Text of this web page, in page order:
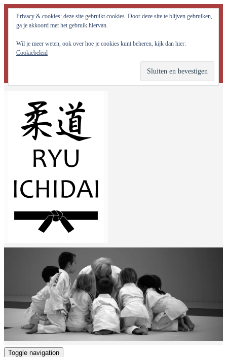
Judo Ryu Ichidai Nijmegen - Alle potentiële krachten in jezelf
optimaal tot ontwikkeling brengen!
Toggle navigation
Privacy & cookies: deze site gebruikt cookies. Door deze site te blijven gebruiken,
ga je akkoord met het gebruik hiervan.
Wil je meer weten, ook over hoe je cookies kunt beheren, kijk dan hier:
Cookiebeleid